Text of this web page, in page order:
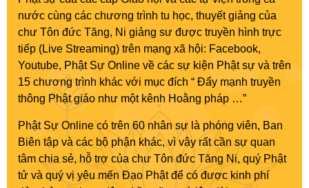
nước cùng các chương trình tu học, thuyết giảng của
chư Tôn đức Tăng, Ni giảng sư được truyền hình trực
tiếp (Live Streaming) trên mạng xã hội: Facebook,
Youtube, Phật Sự Online về các sự kiện Phật sự và trên
15 chương trình khác với mục đích “ Đẩy mạnh truyền
thông Phật giáo như một kênh Hoằng pháp …”
Phật Sự Online có trên 60 nhân sự là phóng viên, Ban
Biên tập và các bộ phận khác, vì vậy rất cần sự quan
tâm chia sẻ, hỗ trợ của chư Tôn đức Tăng Ni, quý Phật
tử và quý vị yêu mến Đạo Phật để có được kinh phí